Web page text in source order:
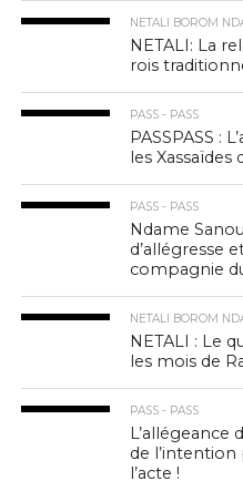
NETALI BOROM
NETALI: La
rois
PASS - PASS
PASSPASS :
les Xassaïdes
PASS - PASS
Ndame
d’allégresse
compagnie
NETALI BOROM
NETALI : Le
les mois de
PASS - PASS
L’allégeance
de
l’acte !